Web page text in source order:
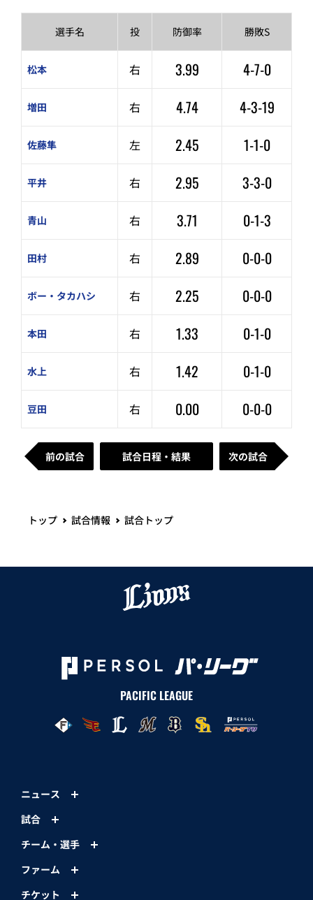
選手名 投 防御率 勝敗S
松本 右 3.99 4-7-0
増田 右 4.74 4-3-19
佐藤隼 左 2.45 1-1-0
平井 右 2.95 3-3-0
青山 右 3.71 0-1-3
田村 右 2.89 0-0-0
ボー・タカハシ 右 2.25 0-0-0
本田 右 1.33 0-1-0
水上 右 1.42 0-1-0
豆田 右 0.00 0-0-0
前の試合 試合日程・結果 次の試合
トップ 試合情報 試合トップ
PACIFIC LEAGUE
ニュース
試合
チーム・選手
ファーム
チケット